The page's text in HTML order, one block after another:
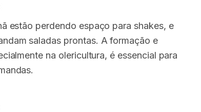
estão perdendo espaço para shakes, e
saladas prontas. A formação e
na olericultura, é essencial para